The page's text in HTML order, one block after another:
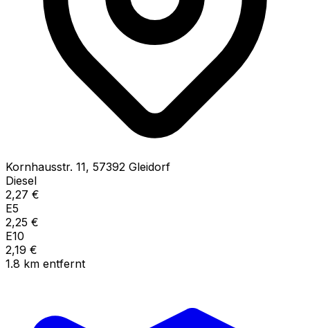
Kornhausstr. 11, 57392 Gleidorf
Diesel
2,27 €
E5
2,25 €
E10
2,19 €
1.8 km entfernt